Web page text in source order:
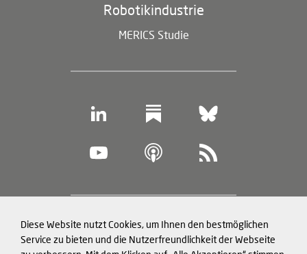
Diese Website nutzt Cookies, um Ihnen den bestmöglichen
Service zu bieten und die Nutzerfreundlichkeit der Webseite
Robotikindustrie
MERICS Studie
Footer
(legal
Datenschutz und Cookies